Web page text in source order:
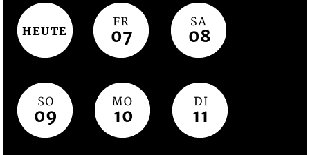
HEUTE 07 08
09 10 11